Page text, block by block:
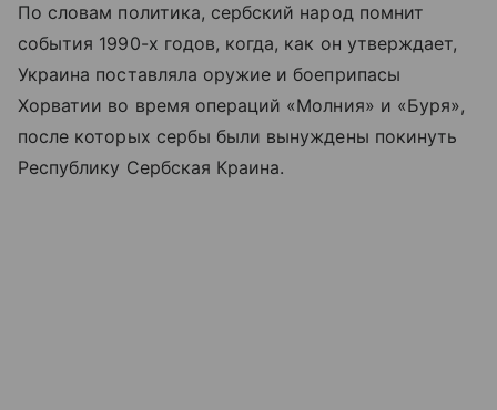
По словам политика, сербский народ помнит
события 1990-х годов, когда, как он утверждает,
Украина поставляла оружие и боеприпасы
Хорватии во время операций «Молния» и «Буря»,
после которых сербы были вынуждены покинуть
Республику Сербская Краина.